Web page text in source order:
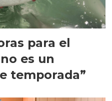
para el
es un
temporada”